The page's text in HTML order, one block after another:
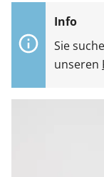
Sie
unseren